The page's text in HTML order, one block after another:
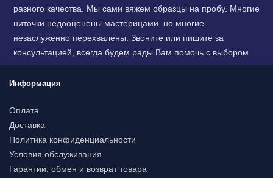
разного качества. Мы сами вяжем образцы на пробу. Многие
ниточки недооценены мастерицами, но многие
незаслуженно перехвалены. Звоните или пишите за
консультацией, всегда будем рады Вам помочь с выбором.
Информация
Оплата
Доставка
Политика конфиденциальности
Условия обслуживания
Гарантии, обмен и возврат товара